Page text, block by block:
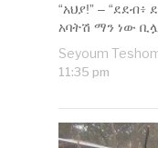
“አህያ!” – “ደደብ፥
አባትሽ ማን ነው
Seyoum
11:35 pm